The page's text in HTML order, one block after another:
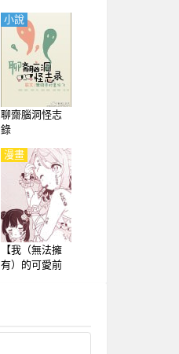
聊齋腦洞怪志
錄
小說
【我（無法擁
有）的可愛前
漫畫